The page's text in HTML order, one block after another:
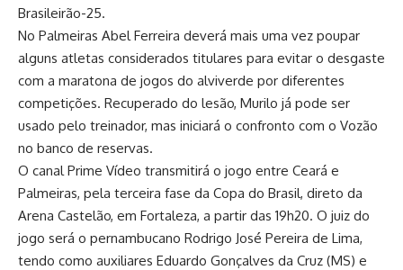
Brasileirão-25.
No Palmeiras Abel Ferreira deverá mais uma vez poupar
alguns atletas considerados titulares para evitar o desgaste
com a maratona de jogos do alviverde por diferentes
competições. Recuperado do lesão, Murilo já pode ser
usado pelo treinador, mas iniciará o confronto com o Vozão
no banco de reservas.
O canal Prime Vídeo transmitirá o jogo entre Ceará e
Palmeiras, pela terceira fase da Copa do Brasil, direto da
Arena Castelão, em Fortaleza, a partir das 19h20. O juiz do
jogo será o pernambucano Rodrigo José Pereira de Lima,
tendo como auxiliares Eduardo Gonçalves da Cruz (MS) e